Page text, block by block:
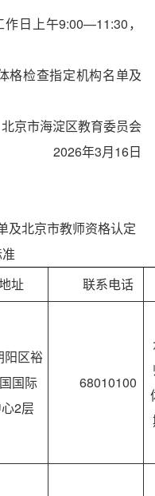
日上午9:00—11:30，
格检查指定机构名单及
北京市海淀区教育委员会
2026年3月16日
及北京市教师资格认定
址 联系电话
阳区裕
国际
2层
68010100